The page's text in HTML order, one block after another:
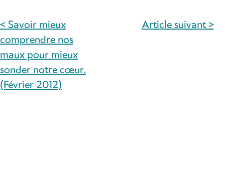
NAVIGATION
DE
L’ARTICLE
< Savoir mieux
comprendre nos
maux pour mieux
sonder notre cœur.
(Février 2012)
Article suivant >